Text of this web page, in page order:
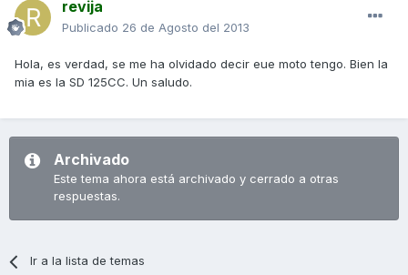
revija
Publicado 26 de Agosto del 2013
Hola, es verdad, se me ha olvidado decir eue moto tengo. Bien la
mia es la SD 125CC. Un saludo.
Archivado
Este tema ahora está archivado y cerrado a otras
respuestas.
Ir a la lista de temas